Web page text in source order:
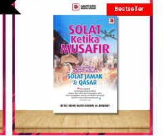
Bestseller